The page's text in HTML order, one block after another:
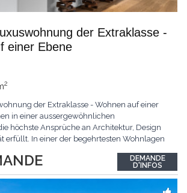
der Extraklasse -
einer Ebene
2
der Extraklasse - Wohnen auf einer
in einer aussergewöhnlichen
höchste Ansprüche an Architektur, Design
erfüllt. In einer der begehrtesten Wohnlagen
mit über 230 m² Wohnfläche, das
und zeitlose Eleganz auf
DEMANDE
D'INFOS